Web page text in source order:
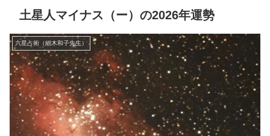
土星人マイナス（ー）の2026年運勢
六星占術（細木和子先生）